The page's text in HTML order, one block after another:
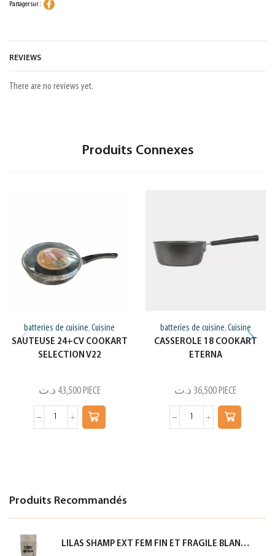
Partager sur :
REVIEWS
There are no reviews yet.
Produits Connexes
batteries de cuisine,Cuisine
SAUTEUSE 24+CV COOKART
SELECTION V22
43,500 د.ت PIECE
batteries de cuisine, Cuisine
CASSEROLE 18 COOKART
ETERNA
36,500 د.ت PIECE
Produits Recommandés
LILAS SHAMP EXT FEM FIN ET FRAGILE BLANC 350ML